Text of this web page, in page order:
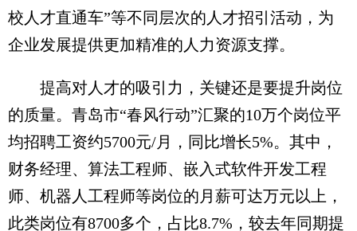
校人才直通车”等不同层次的人才招引活动，为
企业发展提供更加精准的人力资源支撑。
提高对人才的吸引力，关键还是要提升岗位
的质量。青岛市“春风行动”汇聚的10万个岗位平
均招聘工资约5700元/月，同比增长5%。其中，
财务经理、算法工程师、嵌入式软件开发工程
师、机器人工程师等岗位的月薪可达万元以上，
此类岗位有8700多个，占比8.7%，较去年同期提